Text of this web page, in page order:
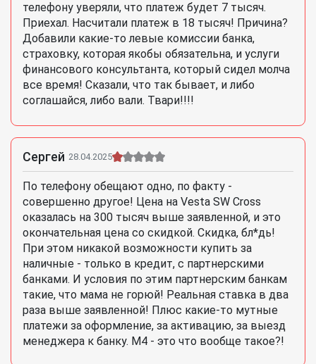
телефону уверяли, что платеж будет 7 тысяч.
Приехал. Насчитали платеж в 18 тысяч! Причина?
Добавили какие-то левые комиссии банка,
страховку, которая якобы обязательна, и услуги
финансового консультанта, который сидел молча
все время! Сказали, что так бывает, и либо
соглашайся, либо вали. Твари!!!!
Сергей 28.04.2025
По телефону обещают одно, по факту -
совершенно другое! Цена на Vesta SW Cross
оказалась на 300 тысяч выше заявленной, и это
окончательная цена со скидкой. Скидка, бл*дь!
При этом никакой возможности купить за
наличные - только в кредит, с партнерскими
банками. И условия по этим партнерским банкам
такие, что мама не горюй! Реальная ставка в два
раза выше заявленной! Плюс какие-то мутные
платежи за оформление, за активацию, за выезд
менеджера к банку. М4 - это что вообще такое?!